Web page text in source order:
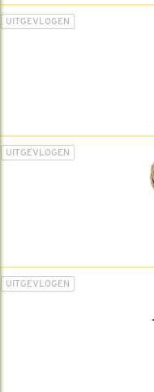
UITGEVLOGEN
UITGEVLOGEN
UITGEVLOGEN